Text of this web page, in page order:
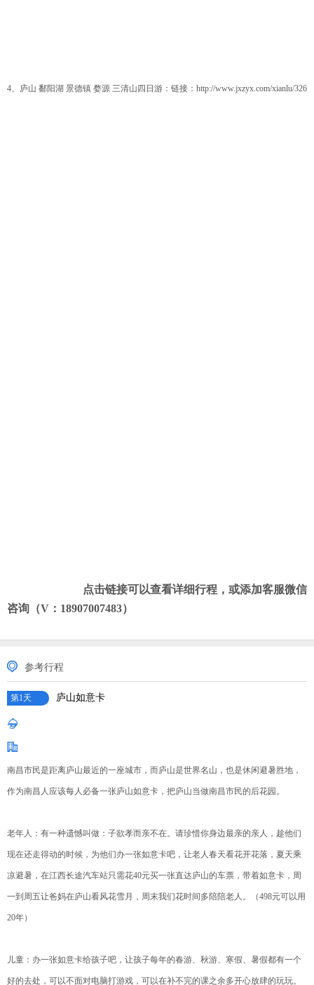
4、庐山 鄱阳湖 景德镇 婺源 三清山四日游：链接： http://www.jxzyx.com/xianlu/326
点击链接可以查看详细行程，或添加客服微信
咨询（V：18907007483）
参考行程
第1天 庐山如意卡
南昌市民是距离庐山最近的一座城市，而庐山是世界名山，也是休闲避暑胜地，
作为南昌人应该每人必备一张庐山如意卡，把庐山当做南昌市民的后花园。
老年人：有一种遗憾叫做：子欲孝而亲不在。请珍惜你身边最亲的亲人，趁他们
现在还走得动的时候，为他们办一张如意卡吧，让老人春天看花开花落，夏天乘
凉避暑，在江西长途汽车站只需花40元买一张直达庐山的车票，带着如意卡，周
一到周五让爸妈在庐山看风花雪月，周末我们花时间多陪陪老人。（498元可以用
20年）
儿童：办一张如意卡给孩子吧，让孩子每年的春游、秋游、寒假、暑假都有一个
好的去处，可以不面对电脑打游戏，可以在补不完的课之余多开心放肆的玩玩。